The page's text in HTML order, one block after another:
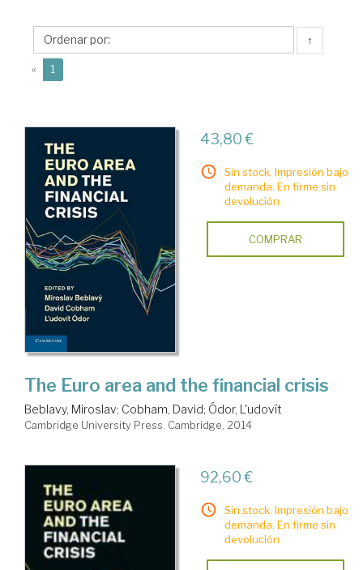
↑
« 1
43,80 €
Sin stock. Impresión bajo
demanda. En firme sin
devolución
COMPRAR
The Euro area and the financial crisis
Beblavy, Miroslav; Cobham, David; Ódor, L'udovít
Cambridge University Press. Cambridge, 2014
92,60 €
Sin stock. Impresión bajo
demanda. En firme sin
devolución